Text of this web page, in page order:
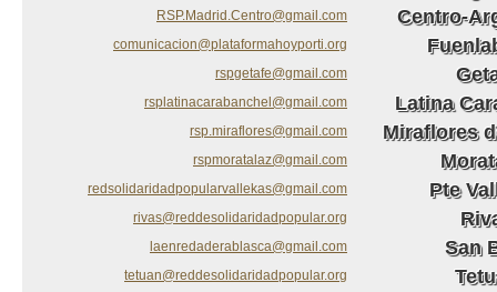
RSP.Madrid.Centro@gmail.com Centro-
comunicacion@plataformahoyporti.org
rspgetafe@gmail.com
rsplatinacarabanchel@gmail.com Latina
rsp.miraflores@gmail.com Miraflores
rspmoratalaz@gmail.com
redsolidaridadpopularvallekas@gmail.com Pte
rivas@reddesolidaridadpopular.org
laenredaderablasca@gmail.com San
tetuan@reddesolidaridadpopular.org